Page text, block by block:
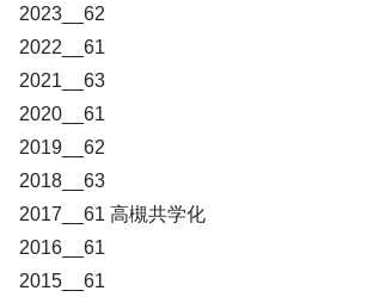
2023__62
2022__61
2021__63
2020__61
2019__62
2018__63
2017__61 高槻共学化
2016__61
2015__61